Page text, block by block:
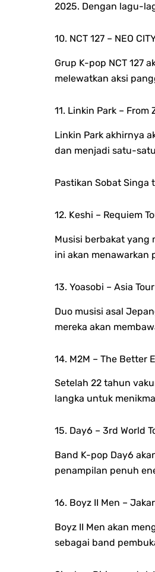
2025. Dengan lagu-
10. NCT 127 – NEO
Grup K-pop NCT 127
melewatkan aksi
11. Linkin Park – From
Linkin Park akhirnya
dan menjadi satu-
Pastikan Sobat Singa
12. Keshi – Requiem
Musisi berbakat yang
ini akan menawarkan
13. Yoasobi – Asia
Duo musisi asal
mereka akan
14. M2M – The Better
Setelah 22 tahun
langka untuk
15. Day6 – 3rd World
Band K-pop Day6
penampilan penuh
16. Boyz II Men –
Boyz II Men akan
sebagai band